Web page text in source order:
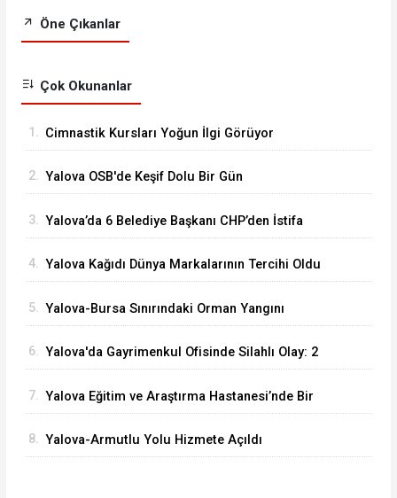
Öne Çıkanlar
Çok Okunanlar
1. Cimnastik Kursları Yoğun İlgi Görüyor
2. Yalova OSB'de Keşif Dolu Bir Gün
3. Yalova’da 6 Belediye Başkanı CHP’den İstifa
4. Yalova Kağıdı Dünya Markalarının Tercihi Oldu
5. Yalova-Bursa Sınırındaki Orman Yangını
6. Yalova'da Gayrimenkul Ofisinde Silahlı Olay: 2
7. Yalova Eğitim ve Araştırma Hastanesi’nde Bir
8. Yalova-Armutlu Yolu Hizmete Açıldı